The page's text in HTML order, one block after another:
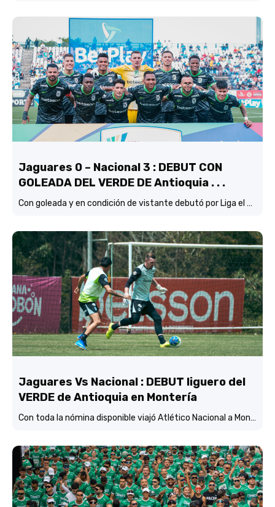
Jaguares 0 – Nacional 3 : DEBUT CON
GOLEADA DEL VERDE DE Antioquia . . .
Con goleada y en condición de vistante debutó por Liga el verde de Lucas González frente a Jaguares de Córdoba.
Jaguares Vs Nacional : DEBUT liguero del
VERDE de Antioquia en Montería
Con toda la nómina disponible viajó Atlético Nacional a Montería y está concentrado y listo para enfrentar mañana (3:45 p.m.) a Jaguares de Córdoba en el estadio Jaraguay.